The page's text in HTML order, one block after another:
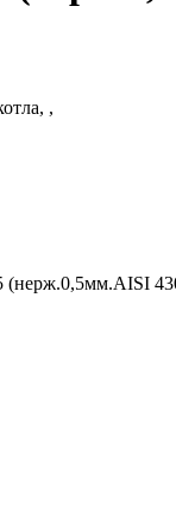
,
(нерж.0,5мм.AISI